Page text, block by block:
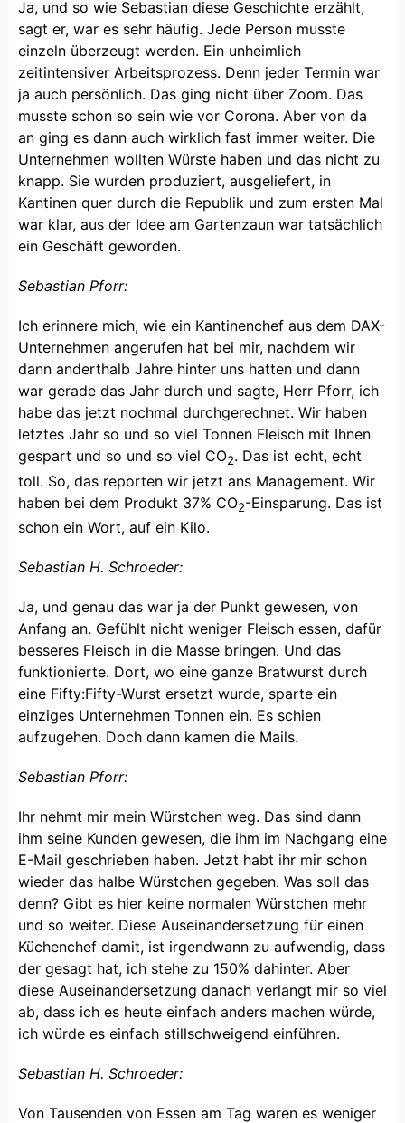
Ja, und so wie Sebastian diese Geschichte erzählt,
sagt er, war es sehr häufig. Jede Person musste
einzeln überzeugt werden. Ein unheimlich
zeitintensiver Arbeitsprozess. Denn jeder Termin war
ja auch persönlich. Das ging nicht über Zoom. Das
musste schon so sein wie vor Corona. Aber von da
an ging es dann auch wirklich fast immer weiter. Die
Unternehmen wollten Würste haben und das nicht zu
knapp. Sie wurden produziert, ausgeliefert, in
Kantinen quer durch die Republik und zum ersten Mal
war klar, aus der Idee am Gartenzaun war tatsächlich
ein Geschäft geworden.
Sebastian Pforr:
Ich erinnere mich, wie ein Kantinenchef aus dem DAX-
Unternehmen angerufen hat bei mir, nachdem wir
dann anderthalb Jahre hinter uns hatten und dann
war gerade das Jahr durch und sagte, Herr Pforr, ich
habe das jetzt nochmal durchgerechnet. Wir haben
letztes Jahr so und so viel Tonnen Fleisch mit Ihnen
gespart und so und so viel CO2. Das ist echt, echt
toll. So, das reporten wir jetzt ans Management. Wir
haben bei dem Produkt 37% CO2-Einsparung. Das ist
schon ein Wort, auf ein Kilo.
Sebastian H. Schroeder:
Ja, und genau das war ja der Punkt gewesen, von
Anfang an. Gefühlt nicht weniger Fleisch essen, dafür
besseres Fleisch in die Masse bringen. Und das
funktionierte. Dort, wo eine ganze Bratwurst durch
eine Fifty:Fifty-Wurst ersetzt wurde, sparte ein
einziges Unternehmen Tonnen ein. Es schien
aufzugehen. Doch dann kamen die Mails.
Sebastian Pforr:
Ihr nehmt mir mein Würstchen weg. Das sind dann
ihm seine Kunden gewesen, die ihm im Nachgang eine
E-Mail geschrieben haben. Jetzt habt ihr mir schon
wieder das halbe Würstchen gegeben. Was soll das
denn? Gibt es hier keine normalen Würstchen mehr
und so weiter. Diese Auseinandersetzung für einen
Küchenchef damit, ist irgendwann zu aufwendig, dass
der gesagt hat, ich stehe zu 150% dahinter. Aber
diese Auseinandersetzung danach verlangt mir so viel
ab, dass ich es heute einfach anders machen würde,
ich würde es einfach stillschweigend einführen.
Sebastian H. Schroeder:
Von Tausenden von Essen am Tag waren es weniger